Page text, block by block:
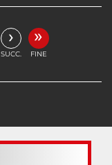
›
SUCC.
»
FINE